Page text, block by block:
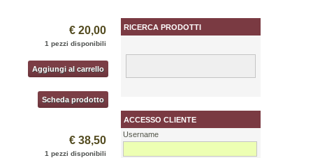
€ 20,00
1 pezzi disponibili
Aggiungi al carrello
Scheda prodotto
€ 38,50
1 pezzi disponibili
RICERCA PRODOTTI
ACCESSO CLIENTE
Username